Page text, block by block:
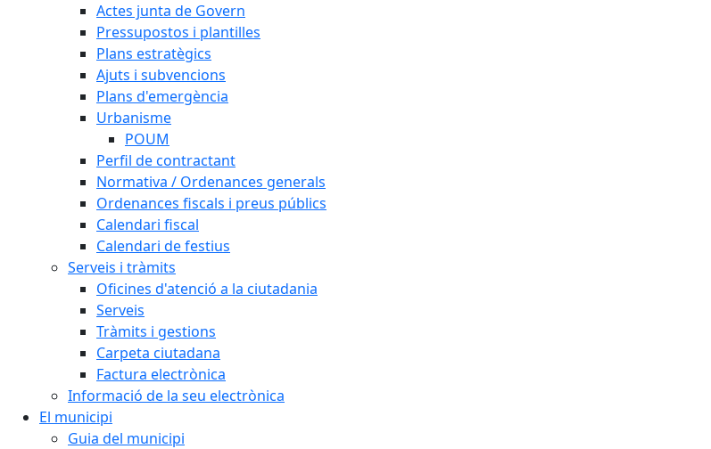
Actes junta de Govern
Pressupostos i plantilles
Plans estratègics
Ajuts i subvencions
Plans d'emergència
Urbanisme
POUM
Perfil de contractant
Normativa / Ordenances generals
Ordenances fiscals i preus públics
Calendari fiscal
Calendari de festius
Serveis i tràmits
Oficines d'atenció a la ciutadania
Serveis
Tràmits i gestions
Carpeta ciutadana
Factura electrònica
Informació de la seu electrònica
El municipi
Guia del municipi